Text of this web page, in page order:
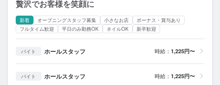
ヘルプ・お問い合わせフォーム
掲載をご検討の店舗様へ
食べログ求人PRESS
プライバシーポリシー
贅沢でお客様を笑顔に
新着 オープニングスタッフ募集 小さなお店
ボーナス・賞与あり
フルタイム歓迎
平日のみ勤務OK ネイルOK 新卒歓迎
バイト ホールスタッフ 時給： 1,225円〜
バイト ホールスタッフ 時給： 1,225円〜